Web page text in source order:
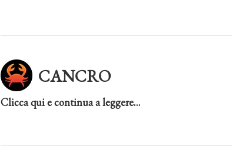
CANCRO
Clicca qui e continua a leggere…